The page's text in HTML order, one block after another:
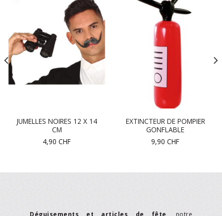
JUMELLES NOIRES 12 X 14
CM
4,90 CHF
EXTINCTEUR DE POMPIER
GONFLABLE
9,90 CHF
Déguisements et articles de fête , notre